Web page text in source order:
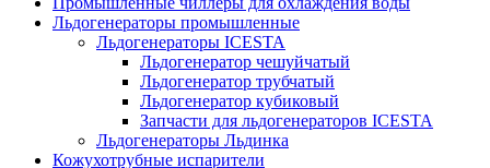
Льдогенераторы промышленные
Льдогенераторы ICESTA
Льдогенератор чешуйчатый
Льдогенератор трубчатый
Льдогенератор кубиковый
Запчасти для льдогенераторов ICESTA
Льдогенераторы Льдинка
Кожухотрубные испарители